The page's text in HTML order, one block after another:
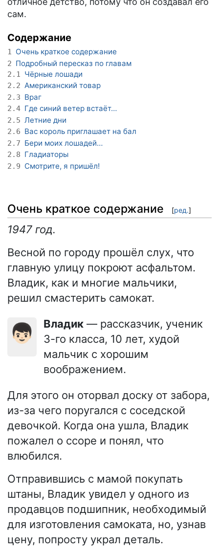
сам.
Содержание
1 Очень краткое содержание
2 Подробный пересказ по главам
2.1 Чёрные лошади
2.2 Американский товар
2.3 Враг
2.4 Где синий ветер встаёт…
2.5 Летние дни
2.6 Вас король приглашает на бал
2.7 Бери моих лошадей…
2.8 Гладиаторы
2.9 Смотрите, я пришёл!
Очень краткое содержание [ред.]
1947 год.
Весной по городу прошёл слух, что
главную улицу покроют асфальтом.
Владик, как и многие мальчики,
решил смастерить самокат.
👦🏻 Владик — рассказчик, ученик
3-го класса, 10 лет, худой
мальчик с хорошим
воображением.
Для этого он оторвал доску от забора,
из-за чего поругался с соседской
девочкой. Когда она ушла, Владик
пожалел о ссоре и понял, что
влюбился.
Отправившись с мамой покупать
штаны, Владик увидел у одного из
продавцов подшипник, необходимый
для изготовления самоката, но, узнав
цену, попросту украл деталь.